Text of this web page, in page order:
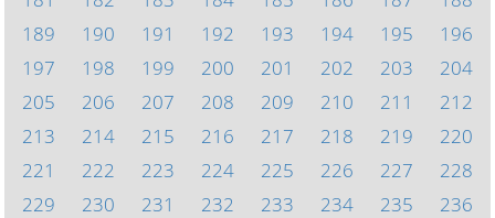
189
190 191 192 193 194 195
196
197
198 199 200 201 202 203
204
205
206 207 208 209 210 211
212
213
214 215 216 217 218 219
220
221
222 223 224 225 226 227
228
229
230 231 232 233 234 235
236